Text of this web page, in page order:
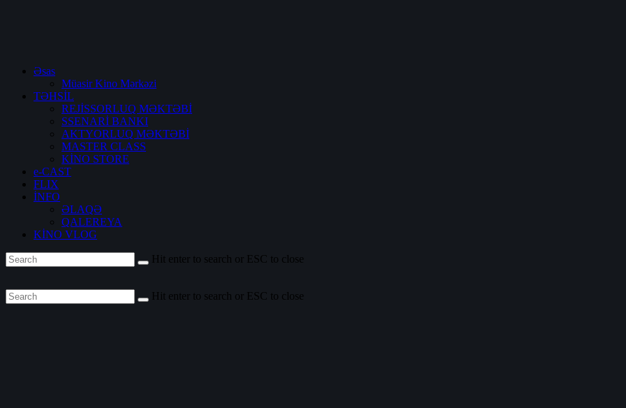
Əsas
Müasir Kino Mərkəzi
TƏHSİL
REJİSSORLUQ MƏKTƏBİ
SSENARİ BANKI
AKTYORLUQ MƏKTƏBİ
MASTER CLASS
KİNO STORE
e-CAST
FLIX
İNFO
ƏLAQƏ
QALEREYA
KİNO VLOG
Hit enter to search or ESC to close
Hit enter to search or ESC to close